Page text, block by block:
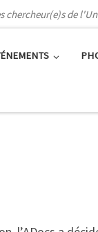
chercheur(e)s de